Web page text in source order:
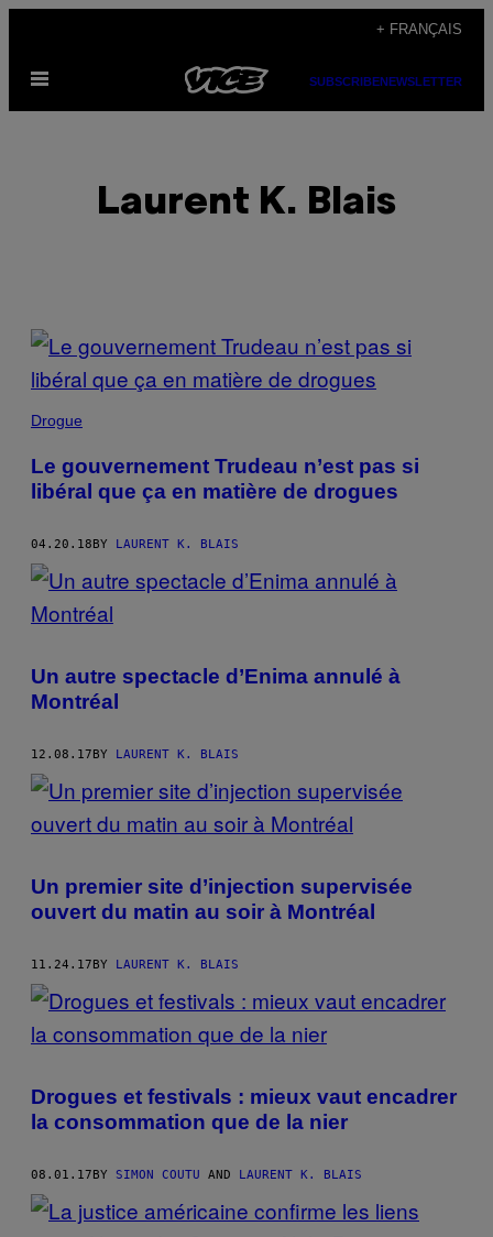
content
+ FRANÇAIS
Open
SUBSCRIBENEWSLETTER
Laurent K. Blais
POSTS
BY
THIS
AUTHOR
Drogue
Le gouvernement Trudeau n’est pas si
libéral que ça en matière de drogues
04.20.18BY LAURENT K. BLAIS
Un autre spectacle d’Enima annulé à
Montréal
12.08.17BY LAURENT K. BLAIS
Un premier site d’injection supervisée
ouvert du matin au soir à Montréal
11.24.17BY LAURENT K. BLAIS
Drogues et festivals : mieux vaut encadrer
la consommation que de la nier
08.01.17BY SIMON COUTU AND LAURENT K. BLAIS